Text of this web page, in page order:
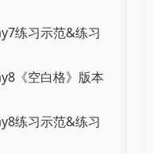
练习示范&练习
《空白格》版本
练习示范&练习